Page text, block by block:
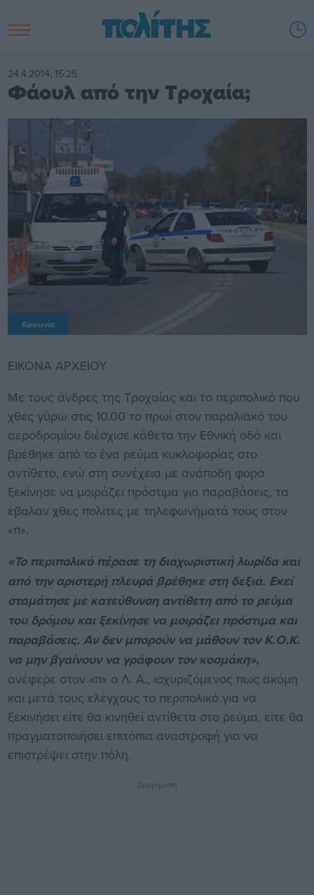
24.4.2014, 15:25
Φάουλ από την Τροχαία;
Κοινωνία
ΕΙΚΟΝΑ ΑΡΧΕΙΟΥ
Με τους άνδρες της Τροχαίας και το περιπολικό που
χθες γύρω στις 10.00 το πρωί στον παραλιακό του
αεροδρομίου διέσχισε κάθετα την Εθνική οδό και
βρέθηκε από το ένα ρεύμα κυκλοφορίας στο
αντίθετο, ενώ στη συνέχεια με ανάποδη φορά
ξεκίνησε να μοιράζει πρόστιμα για παραβάσεις, τα
έβαλαν χθες πολίτες με τηλεφωνήματά τους στον
«π».
«Το περιπολικό πέρασε τη διαχωριστική λωρίδα και
από την αριστερή πλευρά βρέθηκε στη δεξιά. Εκεί
σταμάτησε με κατεύθυνση αντίθετη από το ρεύμα
του δρόμου και ξεκίνησε να μοιράζει πρόστιμα και
παραβάσεις. Αν δεν μπορούν να μάθουν τον Κ.Ο.Κ.
να μην βγαίνουν να γράφουν τον κοσμάκη»,
ανέφερε στον «π» ο Λ. Α., ισχυριζόμενος πως ακόμη
και μετά τους ελέγχους το περιπολικό για να
ξεκινήσει είτε θα κινηθεί αντίθετα στο ρεύμα, είτε θα
πραγματοποιήσει επιτόπια αναστροφή για να
επιστρέψει στην πόλη.
Διαφήμιση